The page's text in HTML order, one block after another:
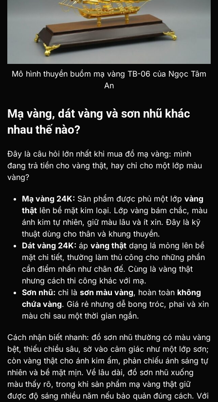
Mô hình thuyền buồm mạ vàng TB-06 của Ngọc Tâm
An
Mạ vàng, dát vàng và sơn nhũ khác
nhau thế nào?
Đây là câu hỏi lớn nhất khi mua đồ mạ vàng: mình
đang trả tiền cho vàng thật, hay chỉ cho một lớp màu
vàng?
Mạ vàng 24K: Sản phẩm được phủ một lớp vàng
thật lên bề mặt kim loại. Lớp vàng bám chắc, màu
ánh kim tự nhiên, giữ màu lâu và ít xỉn. Đây là kỹ
thuật dùng cho thân và khung thuyền.
Dát vàng 24K: áp vàng thật dạng lá mỏng lên bề
mặt chi tiết, thường làm thủ công cho những phần
cần điểm nhấn như chân đế. Cùng là vàng thật
nhưng cách thi công khác với mạ.
Sơn nhũ: chỉ là sơn màu vàng, hoàn toàn không
chứa vàng. Giá rẻ nhưng dễ bong tróc, phai và xỉn
màu chỉ sau một thời gian ngắn.
Cách nhận biết nhanh: đồ sơn nhũ thường có màu vàng
bệt, thiếu chiều sâu, sờ vào cảm giác như một lớp sơn;
còn vàng thật cho ánh kim ấm, phản chiếu ánh sáng tự
nhiên và bề mặt mịn. Về lâu dài, đồ sơn nhũ xuống
màu thấy rõ, trong khi sản phẩm mạ vàng thật giữ
được độ sáng nhiều năm nếu bảo quản đúng cách. Với